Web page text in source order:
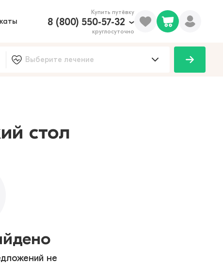
Купить путёвку
8 (800) 550-57-32
круглосуточно
стол
не